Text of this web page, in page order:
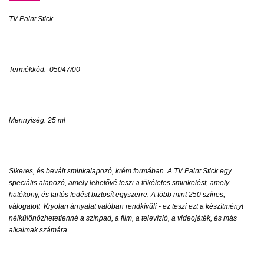
TV Paint Stick
Termékkód: 05047/00
Mennyiség: 25 ml
Sikeres, és bevált sminkalapozó, krém formában. A TV Paint Stick egy
speciális alapozó, amely lehetővé teszi a tökéletes sminkelést, amely
hatékony, és tartós fedést biztosít egyszerre. A több mint 250 színes,
válogatott Kryolan árnyalat valóban rendkívüli - ez teszi ezt a készítményt
nélkülönözhetetlenné a színpad, a film, a televízió, a videojáték, és más
alkalmak számára.